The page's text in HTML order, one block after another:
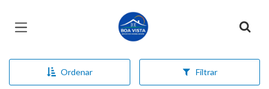
Página inicial
Ordenar Filtrar